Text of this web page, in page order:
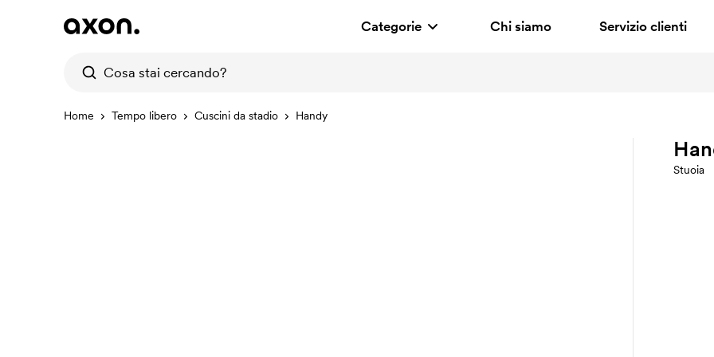
Categorie Chi siamo Servizio clienti
Home Tempo libero Cuscini da stadio Handy
Stuoia